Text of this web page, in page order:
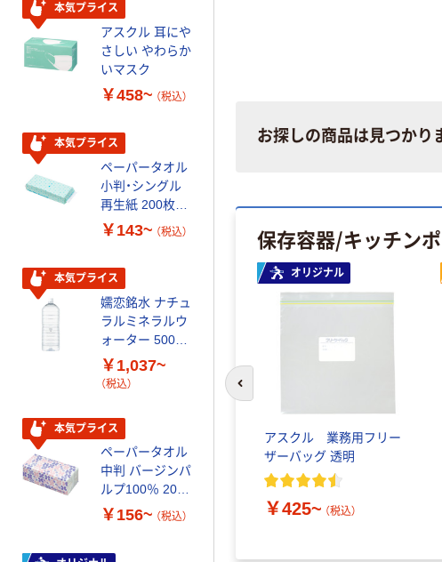
お探しの商品は見つかり
保存容器/キッチン
キー
ジップロック フリーザー
バッグ 旭化成ホームプロ
ダクツ
￥1,844~ （税込）
オリジナル
アスクル 業務用フリー
ザーバッグ 透明
￥425~ （税込）
本気プライス
アスクル 耳にや
さしい やわらか
いマスク
￥458~ （税込）
本気プライス
ペーパータオル
小判・シングル
再生紙 200枚
FSC認証紙 アス
￥143~ （税込）
本気プライス
嬬恋銘水 ナチュ
ラルミネラルウ
ォーター 500ml
キャップシール
付き／2Lラベル
￥1,037~
（税込）
本気プライス
ペーパータオル
中判 バージンパ
ルプ100％ 200
枚入 PEFC認証
￥156~ （税込）
オリジナル
指定医薬部外品
￥140~ （税込）
本気プライス
ティッシュペー
モカ 200組 5個
アスクル オリジ
￥428~
オリジナル
【アスクル限定】
ファーストレイ
ト ニトリルグ
ー 粉なし（パ
￥698~ （税込）